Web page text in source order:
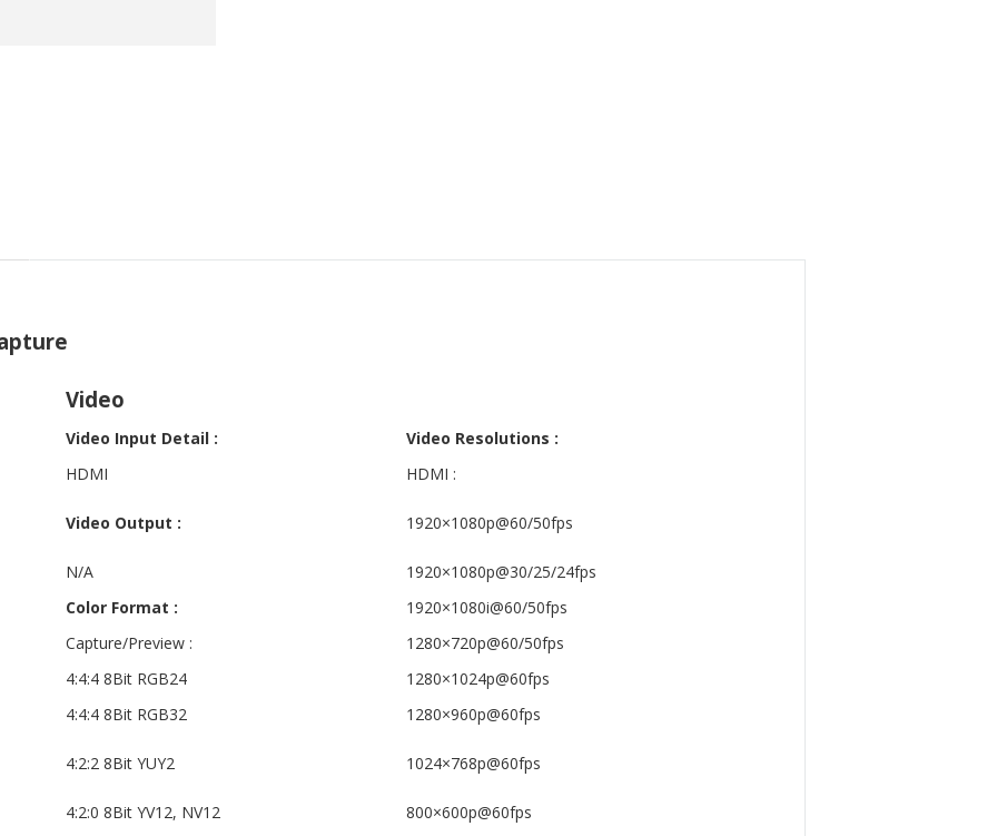
Video
Video Input Detail :
Video Resolutions :
HDMI
HDMI :
Video Output : 1920×1080p@60/50fps
N/A
1920×1080p@30/25/24fps
Color Format :
1920×1080i@60/50fps
Capture/Preview :
1280×720p@60/50fps
4:4:4 8Bit RGB24
1280×1024p@60fps
4:4:4 8Bit RGB32
1280×960p@60fps
4:2:2 8Bit YUY2 1024×768p@60fps
4:2:0 8Bit YV12, NV12
800×600p@60fps